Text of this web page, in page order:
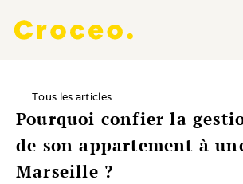
Tous les articles
Pourquoi confier la
de son appartement à
Marseille ?